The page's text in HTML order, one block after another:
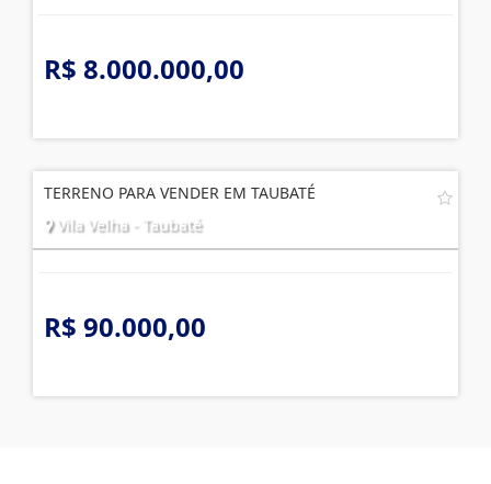
R$ 8.000.000,00
TERRENO PARA VENDER EM TAUBATÉ
Vila Velha - Taubaté
R$ 90.000,00